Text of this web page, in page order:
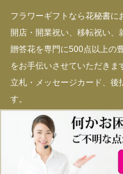
フラワーギフトなら花秘書に
開店・開業祝い、移転祝い、
贈答花を専門に500点以上の
をお手伝いさせていただきま
立札・メッセージカード、後
す。